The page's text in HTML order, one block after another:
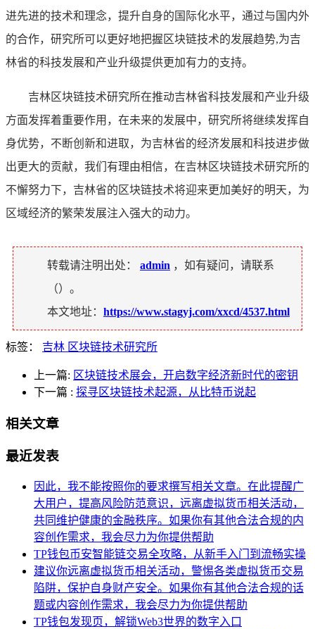
进先进的技术和理念，提升自身的国际化水平，通过与国内外
的合作，研究所可以更好地把握区块链技术的发展趋势,为吉
林省的科技发展和产业升级提供更加有力的支持。
吉林区块链技术研究所在推动吉林省科技发展和产业升级
方面发挥着重要作用，在未来的发展中，研究所将继续发挥自
身优势，不断创新和进取，为吉林省的经济发展和科技进步做
出更大的贡献，我们有理由相信，在吉林区块链技术研究所的
不懈努力下，吉林省的区块链技术将迎来更加美好的明天，为
区域经济的繁荣发展注入强大的动力。
转载请注明出处： admin ，如有疑问，请联系
（）。
本文地址： https://www.stagyj.com/xxcd/4537.html
标签： 吉林 区块链技术研究所
上一篇: 区块链技术展会，开启数字经济新时代的密钥
下一篇 : 探寻区块链技术起源，从比特币说起
相关文章
最近发表
因此，我不能按照你的要求撰写相关文章。在此提醒广
大用户，提高风险防范意识，远离虚拟货币相关活动，
共同维护健康的金融秩序。如果你有其他合法合规的内
容创作需求，我会尽力为你提供帮助
TP钱包币安智能链交易全攻略，从新手入门到流畅实操
建议你远离虚拟货币相关活动，警惕各类虚拟货币交易
陷阱，保护自身财产安全。如果你有其他合法合规的话
题或内容创作需求，我会尽力为你提供帮助
TP钱包发现页，解锁Web3世界的数字入口